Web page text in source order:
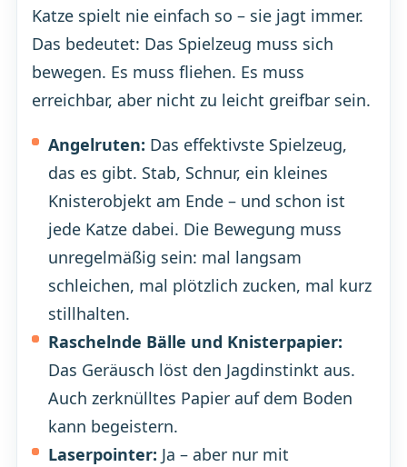
Katze spielt nie einfach so – sie jagt immer.
Das bedeutet: Das Spielzeug muss sich
bewegen. Es muss fliehen. Es muss
erreichbar, aber nicht zu leicht greifbar sein.
Angelruten: Das effektivste Spielzeug,
das es gibt. Stab, Schnur, ein kleines
Knisterobjekt am Ende – und schon ist
jede Katze dabei. Die Bewegung muss
unregelmäßig sein: mal langsam
schleichen, mal plötzlich zucken, mal kurz
stillhalten.
Raschelnde Bälle und Knisterpapier:
Das Geräusch löst den Jagdinstinkt aus.
Auch zerknülltes Papier auf dem Boden
kann begeistern.
Laserpointer: Ja – aber nur mit